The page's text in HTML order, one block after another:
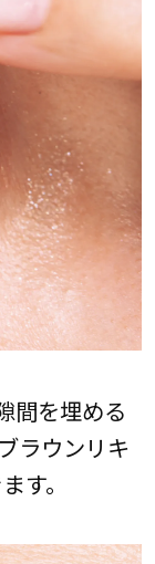
間を埋める
ラウンリキ
す。